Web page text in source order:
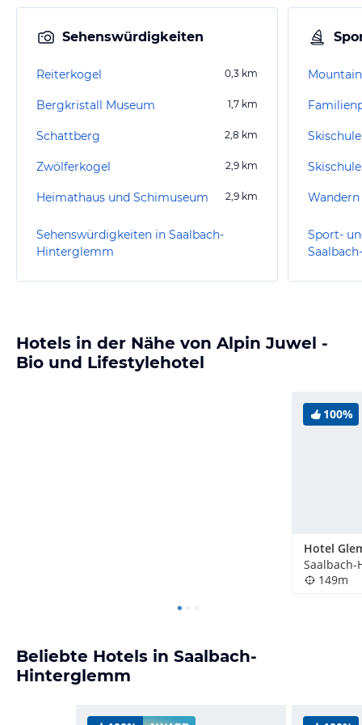
Sehenswürdigkeiten
Reiterkogel 0,3 km
Bergkristall Museum 1,7 km
Schattberg 2,8 km
Zwölferkogel 2,9 km
Heimathaus und Schimuseum 2,9 km
Sehenswürdigkeiten in Saalbach-
Hinterglemm
Sport-
Hotels in der Nähe von Alpin Juwel -
Bio und Lifestylehotel
100%
149m
Beliebte Hotels in Saalbach-
Hinterglemm